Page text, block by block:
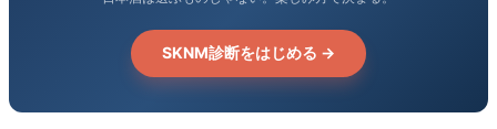
SKNM診断をはじめる →